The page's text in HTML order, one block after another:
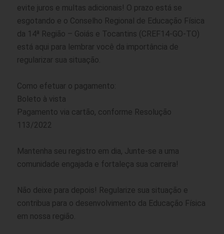
evite juros e multas adicionais! O prazo está se
esgotando e o Conselho Regional de Educação Física
da 14ª Região – Goiás e Tocantins (CREF14-GO-TO)
está aqui para lembrar você da importância de
regularizar sua situação.
Como efetuar o pagamento:
Boleto à vista
Pagamento via cartão, conforme Resolução
113/2022
Mantenha seu registro em dia, Junte-se a uma
comunidade engajada e fortaleça sua carreira!
Não deixe para depois! Regularize sua situação e
contribua para o desenvolvimento da Educação Física
em nossa região.